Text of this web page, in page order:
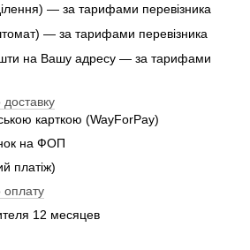
— за тарифами перевізника
— за тарифами перевізника
на Вашу адресу — за тарифами
карткою (WayForPay)
на ФОП
платіж)
оплату
12 месяцев